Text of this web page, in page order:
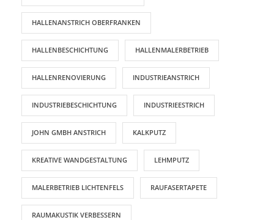
HALLENANSTRICH OBERFRANKEN
HALLENBESCHICHTUNG HALLENMALERBETRIEB
HALLENRENOVIERUNG INDUSTRIEANSTRICH
INDUSTRIEBESCHICHTUNG INDUSTRIEESTRICH
JOHN GMBH ANSTRICH KALKPUTZ
KREATIVE WANDGESTALTUNG LEHMPUTZ
MALERBETRIEB LICHTENFELS RAUFASERTAPETE
RAUMAKUSTIK VERBESSERN